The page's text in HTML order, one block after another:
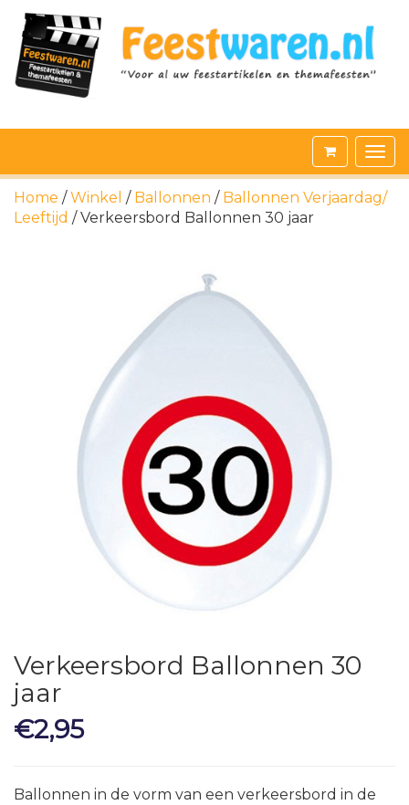
Home /Winkel / Ballonnen / Ballonnen Verjaardag/
Leeftijd / Verkeersbord Ballonnen 30 jaar
Verkeersbord Ballonnen 30
jaar
€2,95
Ballonnen in de vorm van een verkeersbord in de